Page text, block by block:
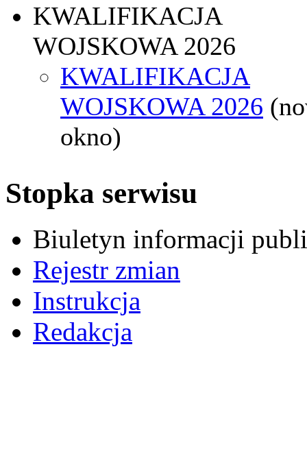
KWALIFIKACJA
WOJSKOWA 2026
KWALIFIKACJA
WOJSKOWA 2026
okno)
Stopka serwisu
Biuletyn informacji
Rejestr zmian
Instrukcja
Redakcja